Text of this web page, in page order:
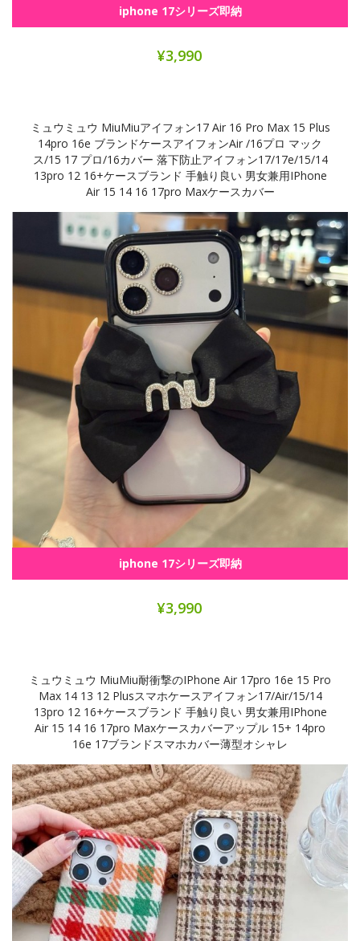
iphone 17シリーズ即納
¥3,990
ミュウミュウ MiuMiuアイフォン17 Air 16 Pro Max 15 Plus
14pro 16e ブランドケースアイフォンAir /16プロ マック
ス/15 17 プロ/16カバー 落下防止アイフォン17/17e/15/14
13pro 12 16+ケースブランド 手触り良い 男女兼用iPhone
Air 15 14 16 17pro Maxケースカバー
iphone 17シリーズ即納
¥3,990
ミュウミュウ MiuMiu耐衝撃のiPhone Air 17pro 16e 15 Pro
Max 14 13 12 Plusスマホケースアイフォン17/air/15/14
13pro 12 16+ケースブランド 手触り良い 男女兼用iPhone
Air 15 14 16 17pro Maxケースカバーアップル 15+ 14pro
16e 17ブランドスマホカバー薄型オシャレ